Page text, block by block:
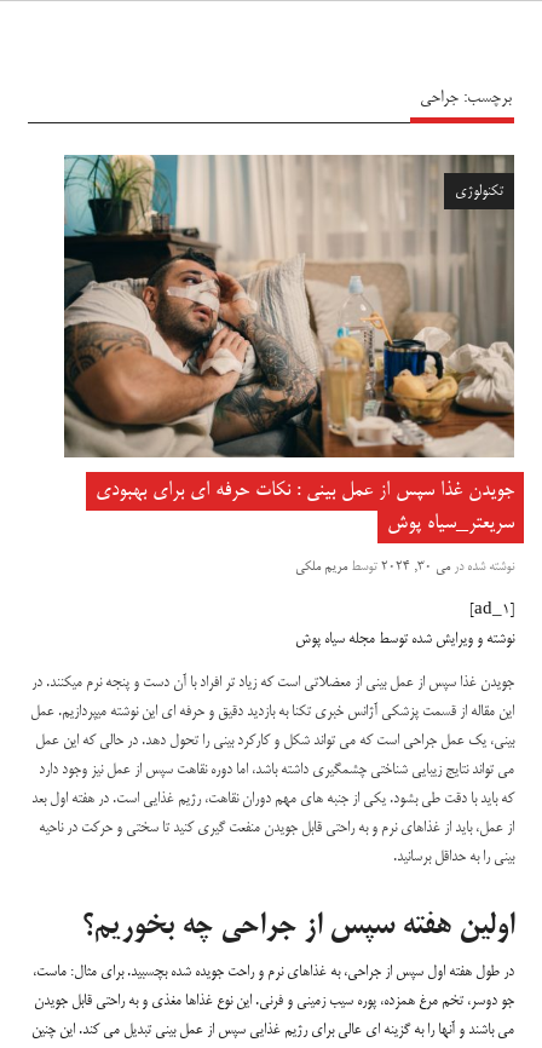
برچسب: جراحی
تکنولوژی
جویدن غذا سپس از عمل بینی : نکات حرفه ای برای بهبودی
سریعتر_سیاه پوش
نوشته شده درمی 30, 2024 توسطمریم ملکی
نوشته و ویرایش شده توسط مجله سیاه پوش
جویدن غذا سپس از عمل بینی از معضلاتی است که زیاد تر افراد با آن دست و پنجه نرم میکنند. در
این مقاله از قسمت پزشکی آژانس خبری تکنا به بازدید دقیق و حرفه ای این نوشته میپردازیم. عمل
بینی، یک عمل جراحی است که می تواند شکل و کارکرد بینی را تحول دهد. در حالی که این عمل
می تواند نتایج زیبایی شناختی چشمگیری داشته باشد، اما دوره نقاهت سپس از عمل نیز وجود دارد
که باید با دقت طی بشود. یکی از جنبه های مهم دوران نقاهت، رژیم غذایی است. در هفته اول بعد
از عمل، باید از غذاهای نرم و به راحتی قابل جویدن منفعت گیری کنید تا سختی و حرکت در ناحیه
بینی را به حداقل برسانید.
اولین هفته سپس از جراحی چه بخوریم؟
در طول هفته اول سپس از جراحی، به غذاهای نرم و راحت جویده شده بچسبید. برای مثال: ماست،
جو دوسر، تخم مرغ همزده، پوره سیب زمینی و فرنی. این نوع غذاها مغذی و به راحتی قابل جویدن
می باشند و آنها را به گزینه ای عالی برای رژیم غذایی سپس از عمل بینی تبدیل می کند. این چنین